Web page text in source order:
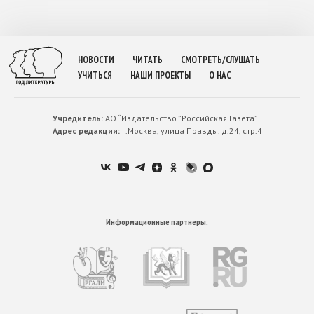
НОВОСТИ ЧИТАТЬ
СМОТРЕТЬ/СЛУШАТЬ
УЧИТЬСЯ
НАШИ ПРОЕКТЫ О НАС
Учредитель:АО “Издательство ”Российская Газета”
Адрес редакции:г.Москва, улица Правды. д.24, стр.4
Информационные партнеры: